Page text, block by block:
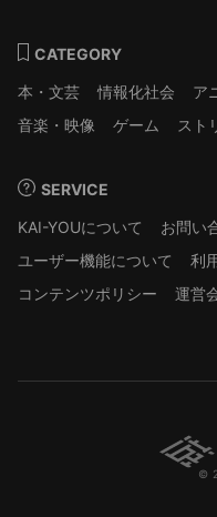
CATEGORY
本・文芸
情報化社会 ア
音楽・映像
ゲーム スト
SERVICE
KAI-YOUについて
お問い
ユーザー機能について
利
コンテンツポリシー
運営
©